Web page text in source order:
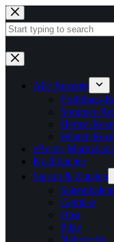
Zum
Inhalt
springen
Keine
Ergebnisse
Alle Rezepte
Frühlings-
Sommer-
Herbst-
Winter-
eBook:
Kochbücher
Saison & Zutaten
Gemüse
Obst
Pilze
Nährstoffe